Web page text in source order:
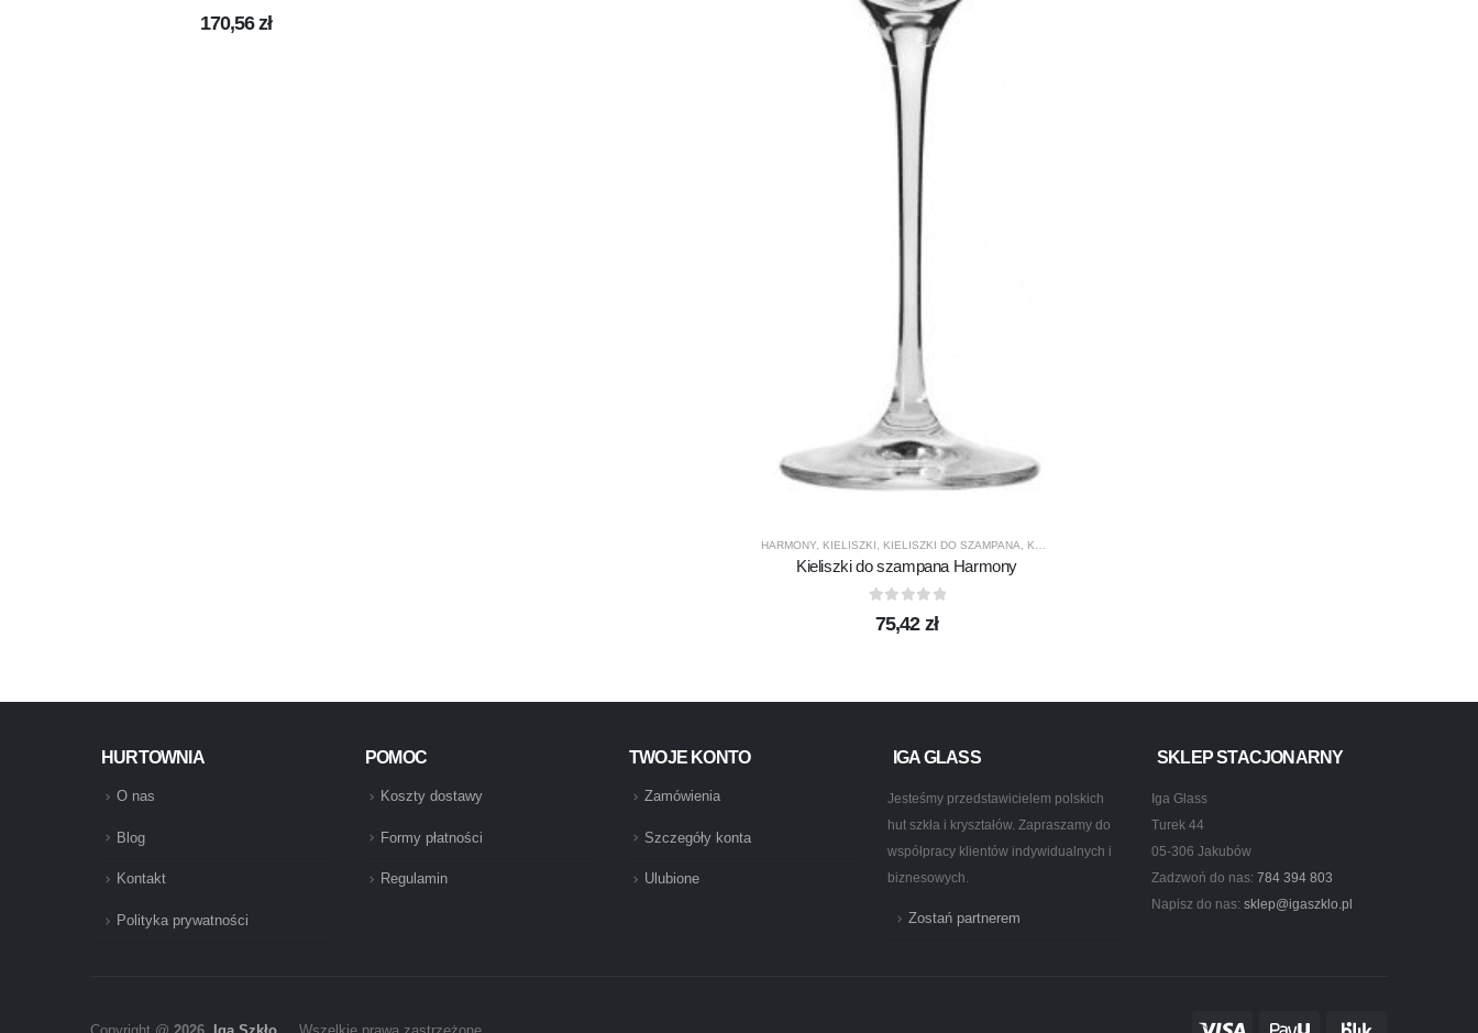
170,56zł
HARMONY KIELISZKI KIELISZKI DO SZAMPANA KROSNO GLASS
Kieliszki do szampana Harmony
75,42 zł
HURTOWNIA
O nas
Blog
Kontakt
Polityka prywatności
POMOC
Koszty dostawy
Formy płatności
Regulamin
TWOJE KONTO
Zamówienia
Szczegóły konta
Ulubione
IGA GLASS
Jesteśmy przedstawicielem polskich
hut szkła i kryształów. Zapraszamy do
współpracy klientów indywidualnych i
biznesowych.
Zostań partnerem
SKLEP STACJONARNY
Iga Glass
Turek 44
05-306 Jakubów
Zadzwoń do nas: 784 394 803
Napisz do nas: sklep@igaszklo.pl